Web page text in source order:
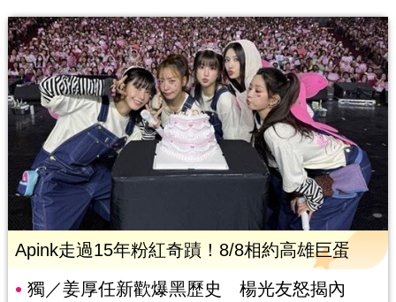
Apink走過15年粉紅奇蹟！8/8相約高雄巨蛋
獨／姜厚任新歡爆黑歷史 楊光友怒揭內